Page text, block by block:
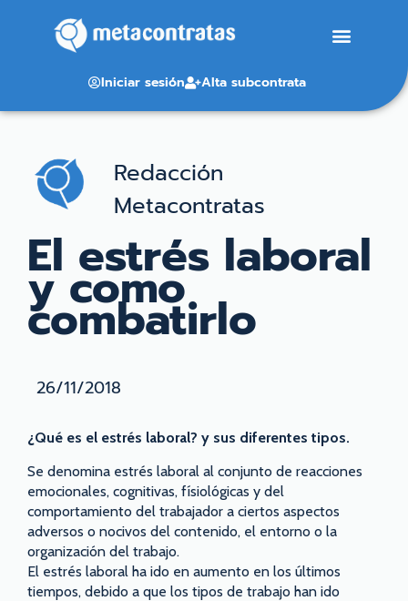
Iniciar sesión Alta subcontrata
Redacción
Metacontratas
El estrés laboral
y como
combatirlo
26/11/2018
¿Qué es el estrés laboral? y sus diferentes tipos.
Se denomina estrés laboral al conjunto de reacciones
emocionales, cognitivas, físiológicas y del
comportamiento del trabajador a ciertos aspectos
adversos o nocivos del contenido, el entorno o la
organización del trabajo.
El estrés laboral ha ido en aumento en los últimos
tiempos, debido a que los tipos de trabajo han ido